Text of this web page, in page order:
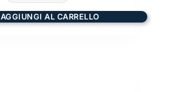
AGGIUNGI AL CARRELLO